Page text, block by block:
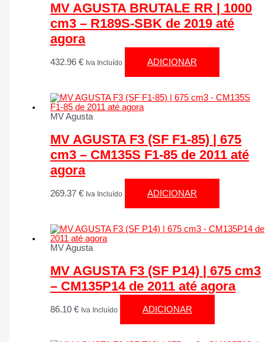
MV AGUSTA BRUTALE RR | 1000
cm3 – R189S-SBK de 2019 até
agora
432.96€ Iva Incluído ADICIONAR
MV Agusta
MV AGUSTA F3 (SF F1-85) | 675
cm3 – CM135S F1-85 de 2011 até
agora
269.37€ Iva Incluído ADICIONAR
MV Agusta
MV AGUSTA F3 (SF P14) | 675 cm3
– CM135P14 de 2011 até agora
86.10€ Iva Incluído ADICIONAR